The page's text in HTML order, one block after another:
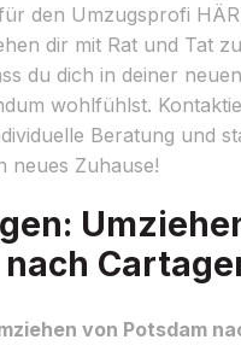
den Umzugsprofi
dir mit Rat und Tat
du dich in deiner
wohlfühlst.
Beratung und
neues Zuhause!
von Potsdam